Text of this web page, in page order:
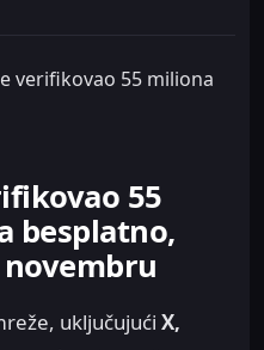
verifikovao 55 miliona
55
besplatno,
uključujući X,